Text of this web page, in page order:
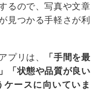
るので、写真や文章
見つかる手軽さが利
プリは、
「手間を最
「状態や品質が良い
ケースに向いていま